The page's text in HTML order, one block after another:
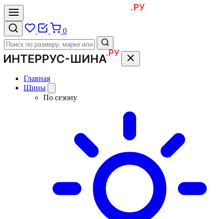
0
Главная
Шины
По сезону